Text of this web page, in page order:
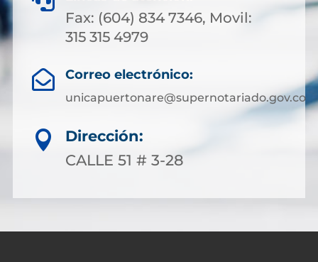
Fax: (604) 834 7346, Movil:
315 315 4979
 Correo electrónico:
unicapuertonare@supernotariado.gov.co

Dirección:
CALLE 51 # 3-28